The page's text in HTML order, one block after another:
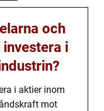
och
i
i aktier inom
mot